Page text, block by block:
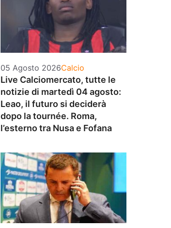
05 Agosto 2026Categorie
Calcio
Live Calciomercato, tutte le
notizie di martedì 04 agosto:
Leao, il futuro si deciderà
dopo la tournée. Roma,
l’esterno tra Nusa e Fofana